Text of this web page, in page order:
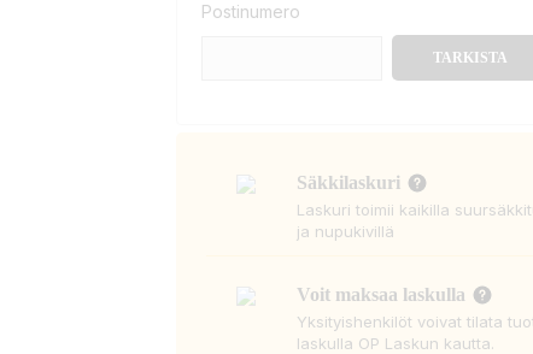
Postinumero
TARKISTA
Säkkilaskuri
Laskuri toimii kaikilla
ja nupukivillä
Voit maksaa laskulla
Yksityishenkilöt voivat tilata
laskulla OP Laskun kautta.